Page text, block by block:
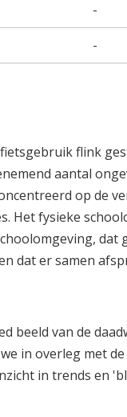
-
-
flink
aantal
op de
Het fysieke
dat
dat er samen
beeld van de
in overleg met
in trends en